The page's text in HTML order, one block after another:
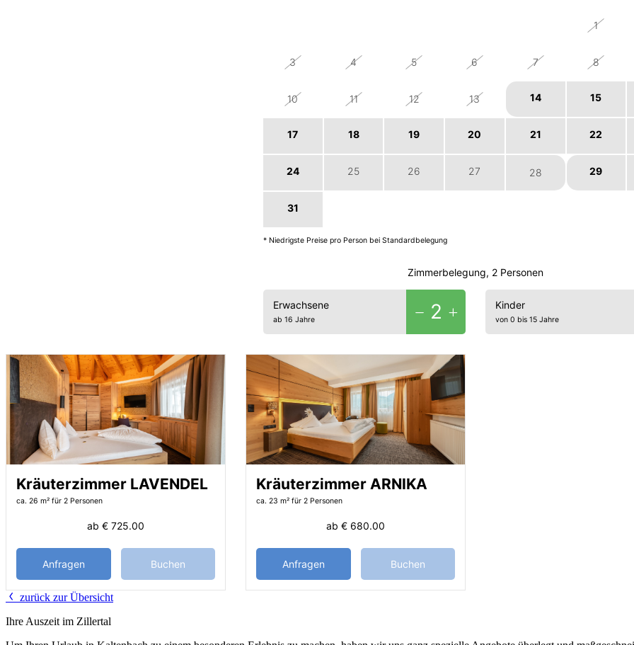
1
3 4 5 6 7 8
10 11 12 13 14 15
17 18 19 20 21 22
24 25 26 27 28 29
31
* Niedrigste Preise pro Person bei Standardbelegung
Zimmerbelegung, 2 Personen
Erwachsene
ab 16 Jahre 2 Kinder
von 0 bis 15 Jahre
Kräuterzimmer LAVENDEL
ca. 26 m² für 2 Personen
ab € 725.00
Anfragen Buchen
Kräuterzimmer ARNIKA
ca. 23 m² für 2 Personen
ab € 680.00
Anfragen Buchen
zurück zur Übersicht
Ihre Auszeit im Zillertal